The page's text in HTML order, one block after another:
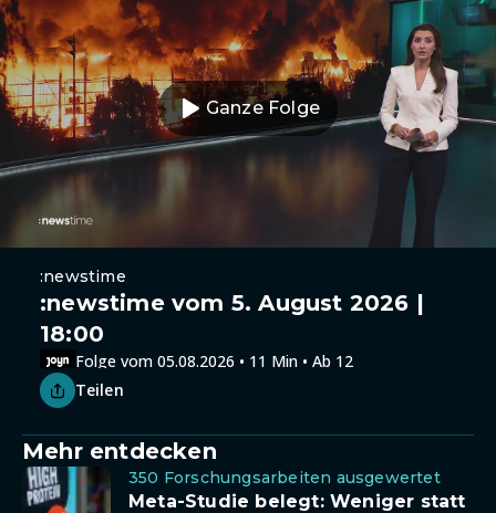
Ganze Folge
:newstime
:newstime vom 5. August 2026 |
18:00
Folge vom 05.08.2026 • 11 Min • Ab 12
Teilen
Mehr entdecken
350 Forschungsarbeiten ausgewertet
Meta-Studie belegt: Weniger statt